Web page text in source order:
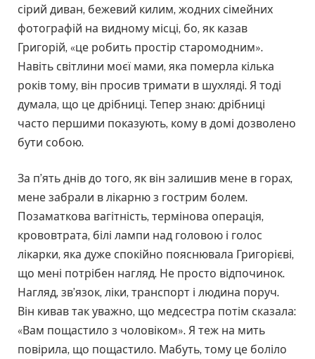
сірий диван, бежевий килим, жодних сімейних
фотографій на видному місці, бо, як казав
Григорій, «це робить простір старомодним».
Навіть світлини моєї мами, яка померла кілька
років тому, він просив тримати в шухляді. Я тоді
думала, що це дрібниці. Тепер знаю: дрібниці
часто першими показують, кому в домі дозволено
бути собою.
За п’ять днів до того, як він залишив мене в горах,
мене забрали в лікарню з гострим болем.
Позаматкова вагітність, термінова операція,
крововтрата, білі лампи над головою і голос
лікарки, яка дуже спокійно пояснювала Григорієві,
що мені потрібен нагляд. Не просто відпочинок.
Нагляд, зв’язок, ліки, транспорт і людина поруч.
Він кивав так уважно, що медсестра потім сказала:
«Вам пощастило з чоловіком». Я теж на мить
повірила, що пощастило. Мабуть, тому це боліло